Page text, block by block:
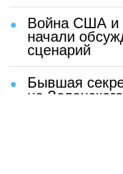
Война США и
начали
сценарий
Бывшая
на